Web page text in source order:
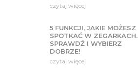
czytaj więcej
5 FUNKCJI, JAKIE MOŻESZ
SPOTKAĆ W ZEGARKACH.
SPRAWDŹ I WYBIERZ
DOBRZE!
czytaj więcej